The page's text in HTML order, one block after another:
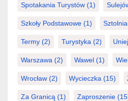
Spotakania Turystów (1)
Szkoły Podstawowe (1) Sztolnia
Termy (2) Turystyka (2)
Warszawa (2) Wawel (1)
Wrocław (2) Wycieczka (15)
Za Granicą (1) Zaproszenie